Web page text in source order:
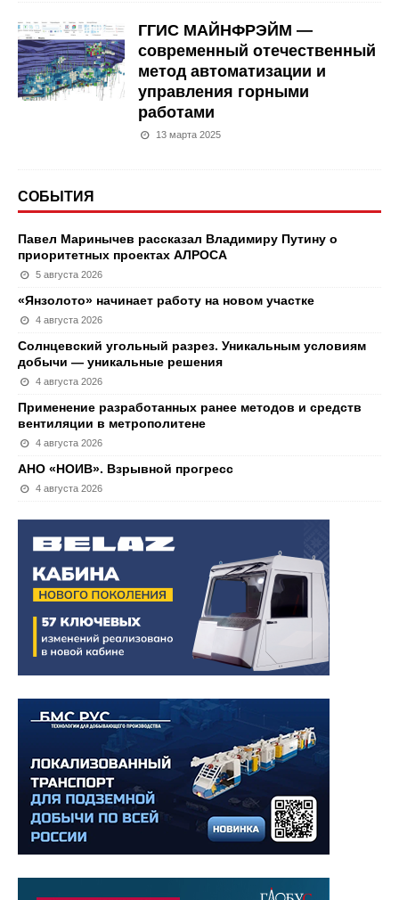
ГГИС МАЙНФРЭЙМ —
современный отечественный
метод автоматизации и
управления горными
работами
13 марта 2025
СОБЫТИЯ
Павел Маринычев рассказал Владимиру Путину о
приоритетных проектах АЛРОСА
5 августа 2026
«Янзолото» начинает работу на новом участке
4 августа 2026
Солнцевский угольный разрез. Уникальным условиям
добычи — уникальные решения
4 августа 2026
Применение разработанных ранее методов и средств
вентиляции в метрополитене
4 августа 2026
АНО «НОИВ». Взрывной прогресс
4 августа 2026